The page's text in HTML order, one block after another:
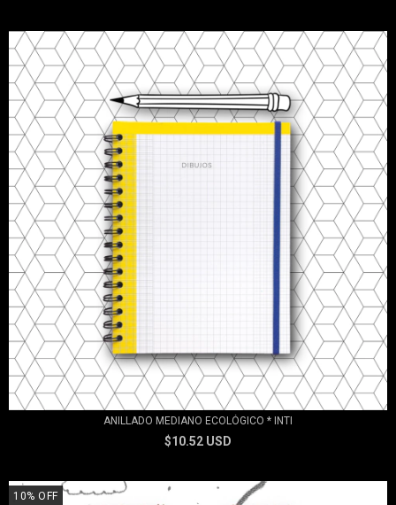
ANILLADO MEDIANO ECOLÓGICO * INTI
$10.52 USD
10% OFF